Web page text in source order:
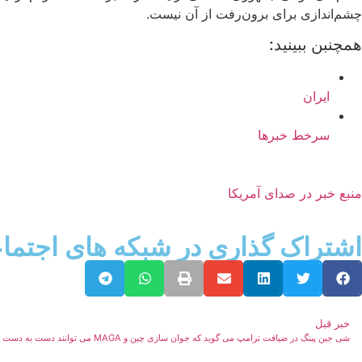
چشم‌اندازی برای برون‌رفت از آن نیست.
همچنبن ببینید:
ایران
سرخط خبرها
منبع خبر در صدای آمریکا
اشتراک گذاری در شبکه های
خبر قبل
شی جین پینگ در ضیافت ترامپ می گوید که جوان سازی چین و MAGA می توانند دست به دست هم بدهند – هندوستان امروز